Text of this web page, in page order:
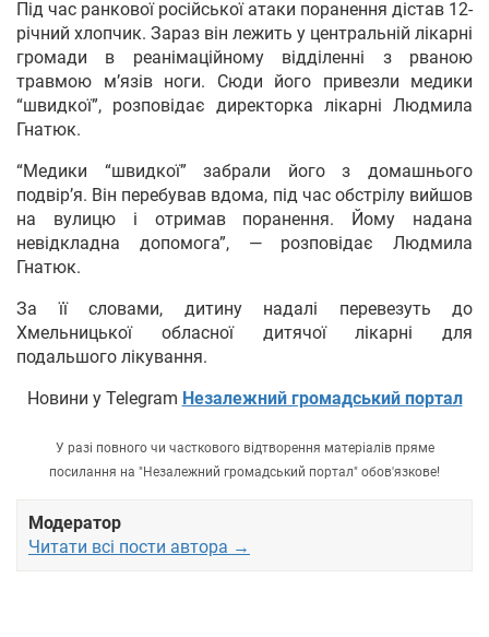
Під час ранкової російської атаки поранення дістав 12-
річний хлопчик. Зараз він лежить у центральній лікарні
громади в реанімаційному відділенні з рваною
травмою м’язів ноги. Сюди його привезли медики
“швидкої”, розповідає директорка лікарні Людмила
Гнатюк.
“Медики “швидкої” забрали його з домашнього
подвір’я. Він перебував вдома, під час обстрілу вийшов
на вулицю і отримав поранення. Йому надана
невідкладна допомога”, — розповідає Людмила
Гнатюк.
За її словами, дитину надалі перевезуть до
Хмельницької обласної дитячої лікарні для
подальшого лікування.
Новини у Telegram Незалежний громадський портал
У разі повного чи часткового відтворення матеріалів пряме
посилання на "Незалежний громадський портал" обов'язкове!
Модератор
Читати всі пости автора →